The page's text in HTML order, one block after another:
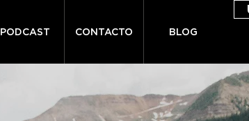
PODCAST CONTACTO BLOG